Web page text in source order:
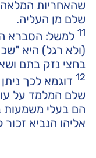
שהאחריות
שלם מן העליה.
11 למשל: הסברא
(ולא רגל) היא
בחצי נזק בתם
12 דוגמא לכך
שלם המלמד על
הם בעלי משמעות
אליהו הנביא